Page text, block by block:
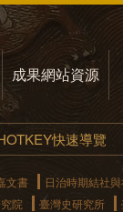
成果網站資源
快速導覽
文書
日治時期結社
院 臺灣史研究所